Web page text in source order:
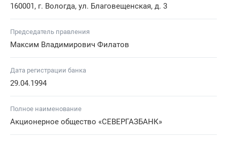
160001, г. Вологда, ул. Благовещенская, д. 3
Председатель правления
Максим Владимирович Филатов
Дата регистрации банка
29.04.1994
Полное наименование
Акционерное общество «СЕВЕРГАЗБАНК»